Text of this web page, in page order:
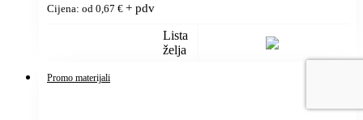
Cijena: od 0,67 € + pdv
Lista
želja
Promo materijali